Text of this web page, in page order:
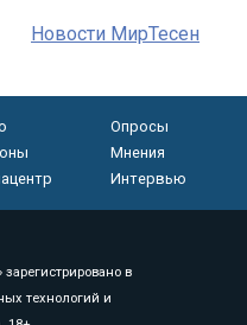
Новости МирТесен
Опросы
Мнения
Интервью
в
технологий и